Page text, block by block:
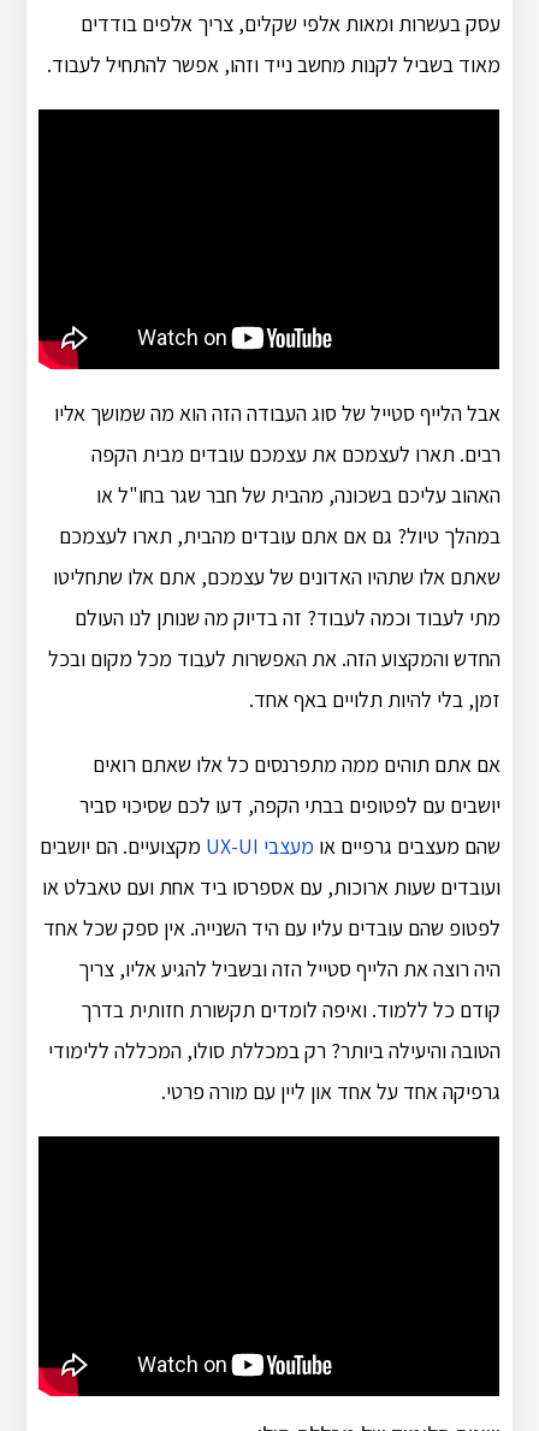
עסק בעשרות ומאות אלפי שקלים, צריך אלפים בודדים
מאוד בשביל לקנות מחשב נייד וזהו, אפשר להתחיל לעבוד.
אבל הלייף סטייל של סוג העבודה הזה הוא מה שמושך אליו
רבים. תארו לעצמכם את עצמכם עובדים מבית הקפה
האהוב עליכם בשכונה, מהבית של חבר שגר בחו"ל או
במהלך טיול? גם אם אתם עובדים מהבית, תארו לעצמכם
שאתם אלו שתהיו האדונים של עצמכם, אתם אלו שתחליטו
מתי לעבוד וכמה לעבוד? זה בדיוק מה שנותן לנו העולם
החדש והמקצוע הזה. את האפשרות לעבוד מכל מקום ובכל
זמן, בלי להיות תלויים באף אחד.
אם אתם תוהים ממה מתפרנסים כל אלו שאתם רואים
יושבים עם לפטופים בבתי הקפה, דעו לכם שסיכוי סביר
שהם מעצבים גרפיים או מעצבי UX-UI
מקצועיים. הם יושבים
ועובדים שעות ארוכות, עם אספרסו ביד אחת ועם טאבלט או
לפטופ שהם עובדים עליו עם היד השנייה. אין ספק שכל אחד
היה רוצה את הלייף סטייל הזה ובשביל להגיע אליו, צריך
קודם כל ללמוד. ואיפה לומדים תקשורת חזותית בדרך
הטובה והיעילה ביותר? רק במכללת סולו, המכללה ללימודי
גרפיקה אחד על אחד און ליין עם מורה פרטי.